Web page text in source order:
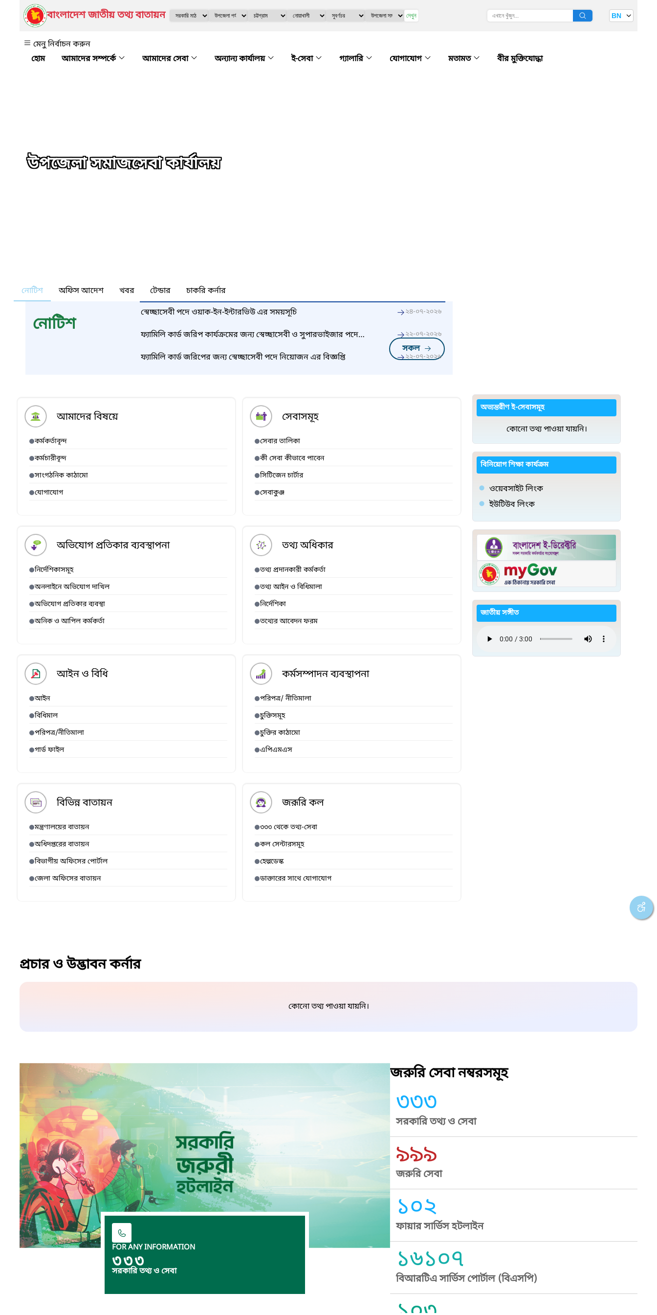
বাংলাদেশ জাতীয় তথ্য বাতায়ন দেখুন BN
মেনু নির্বাচন করুন
আমাদের সম্পর্কে
আমাদের সেবা অন্যান্য কার্যালয় ই-সেবা গ্যালারি যোগাযোগ মতামত বীর মুক্তিযোদ্ধা
উপজেলা সমাজসেবা কার্যালয়
নোটিশ অফিস আদেশ খবর টেন্ডার চাকরি কর্নার
নোটিশ
সকল
স্বেচ্ছাসেবী পদে ওয়াক-ইন-ইন্টারভিউ এর সময়সূচি ২৪-০৭-২০২৬
ফ্যামিলি কার্ড জরিপ কার্যক্রমের জন্য স্বেচ্ছাসেবী ও সুপারভাইজার পদে
২২-০৭-২০২৬
ফ্যামিলি কার্ড জরিপের জন্য স্বেচ্ছাসেবী পদে নিয়োজন এর বিজ্ঞপ্তি ২২-০৭-২০২৬
আমাদের বিষয়ে
কর্মকর্তাবৃন্দ
কর্মচারীবৃন্দ
সাংগঠনিক কাঠামো
যোগাযোগ
সেবাসমূহ
সেবার তালিকা
কী সেবা কীভাবে পাবেন
সিটিজেন চার্টার
সেবাকুঞ্জ
অভিযোগ প্রতিকার ব্যবস্থাপনা
নির্দেশিকাসমূহ
অনলাইনে অভিযোগ দাখিল
অভিযোগ প্রতিকার ব্যবস্থা
অনিক ও আপিল কর্মকর্তা
তথ্য অধিকার
তথ্য প্রদানকারী কর্মকর্তা
তথ্য আইন ও বিধিমালা
নির্দেশিকা
তথ্যের আবেদন ফরম
আইন ও বিধি
আইন
বিধিমাল
পরিপত্র/নীতিমালা
গার্ড ফাইল
কর্মসম্পাদন ব্যবস্থাপনা
পরিপত্র/ নীতিমালা
চুক্তিসমূহ
চুক্তির কাঠামো
এপিএমএস
বিভিন্ন বাতায়ন
মন্ত্রণালয়ের বাতায়ন
অধিদপ্তরের বাতায়ন
বিভাগীয় অফিসের পোর্টাল
জেলা অফিসের বাতায়ন
জরূরি কল
৩৩৩ থেকে তথ্য-সেবা
কল সেন্টারসমূহ
হেল্পডেস্ক
ডাক্তারের সাথে যোগাযোগ
অভ্যন্তরীণ ই-সেবাসমূহ
কোনো তথ্য পাওয়া যায়নি।
বিনিয়োগ শিক্ষা কার্যক্রম
ওয়েবসাইট লিংক
ইউটিউব লিংক
জাতীয় সঙ্গীত
প্রচার ও উদ্ভাবন কর্নার
কোনো তথ্য পাওয়া যায়নি।
FOR ANY INFORMATION
৩৩৩
সরকারি তথ্য ও সেবা
জরুরি সেবা নম্বরসমূহ
৩৩৩
সরকারি তথ্য ও সেবা
৯৯৯
জরুরি সেবা
১০২
ফায়ার সার্ভিস হটলাইন
১৬১০৭
বিআরটিএ সার্ভিস পোর্টাল (বিএসপি)